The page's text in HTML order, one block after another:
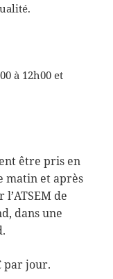
à 12h00 et
être pris en
matin et après
de
dans une
par jour.